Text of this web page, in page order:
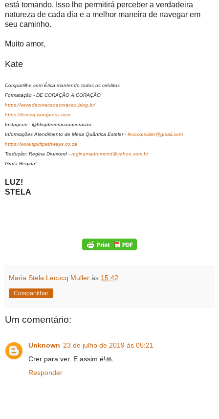
está tomando. Isso lhe permitirá perceber a verdadeira
natureza de cada dia e a melhor maneira de navegar em
seu caminho.
Muito amor,
Kate
Compartilhe com Ética mantendo todos os créditos
Formatação - DE CORAÇÃO A CORAÇÃO
https://www.decoracaoacoracao.blog.br/
https://lecocq.wordpress.com
Instagram - @blogdecoracaoacoracao
Informações Atendimento de Mesa Quântica Estelar - lecocqmuller@gmail.com
https://www.spiritpathways.co.za
Tradução: Regina Drumond - reginamadrumond@yahoo.com.br
Grata Regina!
LUZ!
STELA
Maria Stela Lecocq Muller às 15:42
Compartilhar
Um comentário:
Unknown 23 de julho de 2019 às 05:21
Crer para ver. E assim é!🙏
Responder